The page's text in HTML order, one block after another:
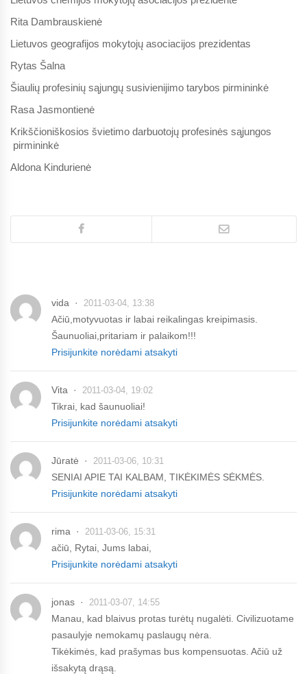
Rita Dambrauskienė
Lietuvos geografijos mokytojų asociacijos prezidentas
Rytas Šalna
Šiaulių profesinių sąjungų susivienijimo tarybos pirmininkė
Rasa Jasmontienė
Krikščioniškosios švietimo darbuotojų profesinės sąjungos
pirmininkė
Aldona Kindurienė
vida 2011-03-04, 13:38
Ačiū,motyvuotas ir labai reikalingas kreipimasis.
Šaunuoliai,pritariam ir palaikom!!!
Prisijunkite norėdami atsakyti
Vita 2011-03-04, 19:02
Tikrai, kad šaunuoliai!
Prisijunkite norėdami atsakyti
Jūratė 2011-03-06, 10:31
SENIAI APIE TAI KALBAM, TIKĖKIMĖS SĖKMĖS.
Prisijunkite norėdami atsakyti
rima 2011-03-06, 15:31
ačiū, Rytai, Jums labai,
Prisijunkite norėdami atsakyti
jonas 2011-03-07, 14:55
Manau, kad blaivus protas turėtų nugalėti. Civilizuotame
pasaulyje nemokamų paslaugų nėra.
Tikėkimės, kad prašymas bus kompensuotas. Ačiū už
išsakytą drąsą.